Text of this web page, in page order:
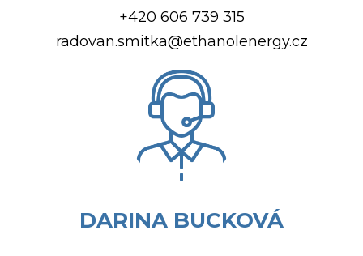
+420 606 739 315
radovan.smitka@ethanolenergy.cz
DARINA BUCKOVÁ